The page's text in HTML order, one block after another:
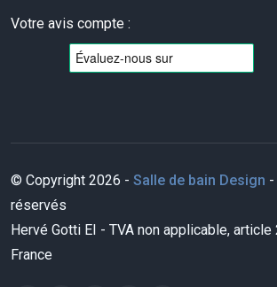
Votre avis compte :
© Copyright 2026 - Salle de bain Design
réservés
Hervé Gotti EI - TVA non applicable, article
France